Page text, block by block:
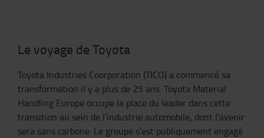
Le voyage de Toyota
Toyota Industries Coorporation (TICO) a commencé sa
transformation il y a plus de 25 ans. Toyota Material
Handling Europe occupe la place du leader dans cette
transition au sein de l’industrie automobile, dont l’avenir
sera sans carbone. Le groupe s’est publiquement engagé